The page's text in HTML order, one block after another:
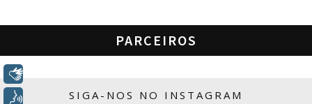
PARCEIROS
SIGA-NOS NO INSTAGRAM